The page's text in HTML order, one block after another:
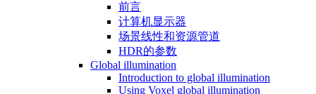
前言
计算机显示器
场景线性和资源管道
HDR的参数
Global illumination
Introduction to global illumination
Using Voxel global illumination